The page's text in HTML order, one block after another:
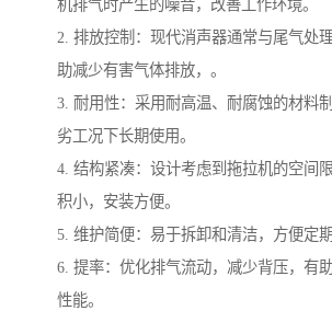
机排气时产生的噪音，改善工作环境。
2. 排放控制：现代消声器通常与尾气处
助减少有害气体排放，。
3. 耐用性：采用耐高温、耐腐蚀的材料
劣工况下长期使用。
4. 结构紧凑：设计考虑到拖拉机的空间
积小，安装方便。
5. 维护简便：易于拆卸和清洁，方便定
6. 提率：优化排气流动，减少背压，有
性能。